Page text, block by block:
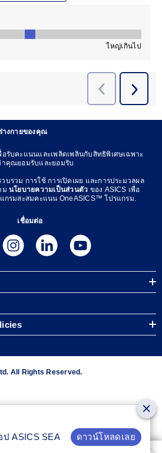
างกายของคุณ
รับคะแนนและเพลิดเพลินกับสิทธิพิเศษเฉพาะ
คุณยอมรับและยอมรับ
วบรวม การใช้ การเปิดเผย และการประมวลผล
ม นโยบายความเป็นส่วนตัว ของ ASICS เพื่อ
กรมสะสมคะแนน OneASICS™ โปรแกรม.
เชื่อมต่อ
All Rights Reserved.
on the sides of the ASICS® shoes is a
Corporation
ASICS SEA
ดาวน์โหลดเลย